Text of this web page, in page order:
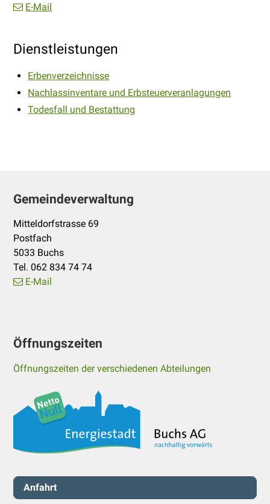
E-Mail
Dienstleistungen
Erbenverzeichnisse
Nachlassinventare und Erbsteuerveranlagungen
Todesfall und Bestattung
Footer
Gemeindeverwaltung
Mitteldorfstrasse 69
Postfach
5033 Buchs
Tel. 062 834 74 74
E-Mail
Öffnungszeiten
Öffnungszeiten der verschiedenen Abteilungen
Servicenavigation
Anfahrt